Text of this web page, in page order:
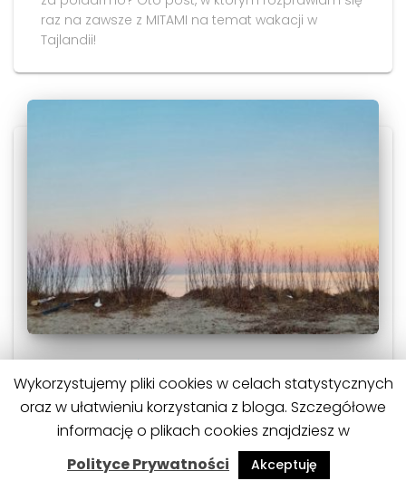
raz na zawsze z MITAMI na temat wakacji w
Tajlandii!
Co tam dobrego w lutym?
"Co tam dobrego" to seria postów, w których
dzielimy się samymi fajnymi doświadczeniami
minionego miesiąca. Zapraszamy Cię po dużo
Wykorzystujemy pliki cookies w celach statystycznych
oraz w ułatwieniu korzystania z bloga. Szczegółowe
informację o plikach cookies znajdziesz w
Polityce Prywatności
Akceptuję